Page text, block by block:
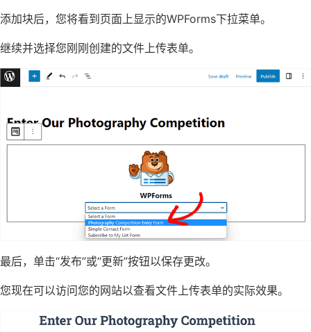
添加块后，您将看到页面上显示的WPForms下拉菜单。
继续并选择您刚刚创建的文件上传表单。
最后，单击“发布”或“更新”按钮以保存更改。
您现在可以访问您的网站以查看文件上传表单的实际效果。